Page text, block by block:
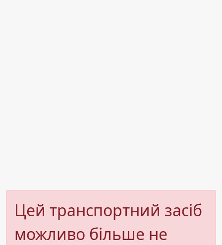
Цей транспортний засіб
можливо більше не